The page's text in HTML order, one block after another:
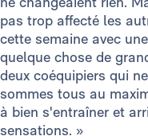
pas trop affecté les
cette semaine avec
quelque chose de
deux coéquipiers qui
sommes tous au
à bien s'entraîner et
sensations. »